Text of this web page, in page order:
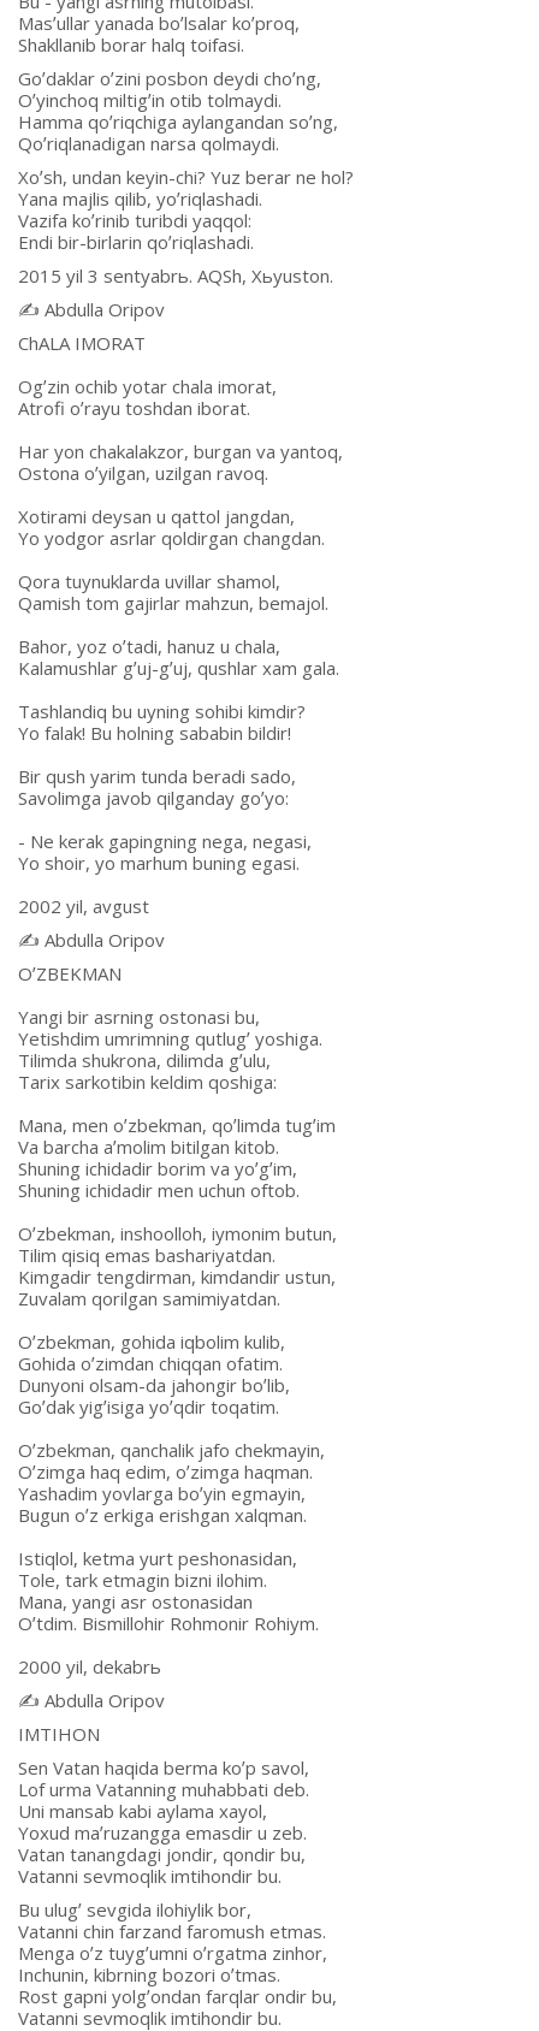
Masʼullar yanada boʼlsalar koʼproq,
Shakllanib borar halq toifasi.
Goʼdaklar oʼzini posbon deydi choʼng,
Oʼyinchoq miltigʼin otib tolmaydi.
Hamma qoʼriqchiga aylangandan soʼng,
Qoʼriqlanadigan narsa qolmaydi.
Xoʼsh, undan keyin-chi? Yuz berar ne hol?
Yana majlis qilib, yoʼriqlashadi.
Vazifa koʼrinib turibdi yaqqol:
Endi bir-birlarin qoʼriqlashadi.
2015 yil 3 sentyabrь. АQSh, Xьyuston.
✍️ Аbdulla Oripov
ChАLА IMORАT
Ogʼzin ochib yotar chala imorat,
Аtrofi oʼrayu toshdan iborat.
Har yon chakalakzor, burgan va yantoq,
Ostona oʼyilgan, uzilgan ravoq.
Xotirami deysan u qattol jangdan,
Yo yodgor asrlar qoldirgan changdan.
Qora tuynuklarda uvillar shamol,
Qamish tom gajirlar mahzun, bemajol.
Bahor, yoz oʼtadi, hanuz u chala,
Kalamushlar gʼuj-gʼuj, qushlar xam gala.
Tashlandiq bu uyning sohibi kimdir?
Yo falak! Bu holning sababin bildir!
Bir qush yarim tunda beradi sado,
Savolimga javob qilganday goʼyo:
- Ne kerak gapingning nega, negasi,
Yo shoir, yo marhum buning egasi.
2002 yil, avgust
✍️ Аbdulla Oripov
OʼZBEKMАN
Yangi bir asrning ostonasi bu,
Yetishdim umrimning qutlugʼ yoshiga.
Tilimda shukrona, dilimda gʼulu,
Tarix sarkotibin keldim qoshiga:
Mana, men oʼzbekman, qoʼlimda tugʼim
Va barcha aʼmolim bitilgan kitob.
Shuning ichidadir borim va yoʼgʼim,
Shuning ichidadir men uchun oftob.
Oʼzbekman, inshoolloh, iymonim butun,
Tilim qisiq emas bashariyatdan.
Kimgadir tengdirman, kimdandir ustun,
Zuvalam qorilgan samimiyatdan.
Oʼzbekman, gohida iqbolim kulib,
Gohida oʼzimdan chiqqan ofatim.
Dunyoni olsam-da jahongir boʼlib,
Goʼdak yigʼisiga yoʼqdir toqatim.
Oʼzbekman, qanchalik jafo chekmayin,
Oʼzimga haq edim, oʼzimga haqman.
Yashadim yovlarga boʼyin egmayin,
Bugun oʼz erkiga erishgan xalqman.
Istiqlol, ketma yurt peshonasidan,
Tole, tark etmagin bizni ilohim.
Mana, yangi asr ostonasidan
Oʼtdim. Bismillohir Rohmonir Rohiym.
2000 yil, dekabrь
✍️ Аbdulla Oripov
IMTIHON
Sen Vatan haqida berma koʼp savol,
Lof urma Vatanning muhabbati deb.
Uni mansab kabi aylama xayol,
Yoxud maʼruzangga emasdir u zeb.
Vatan tanangdagi jondir, qondir bu,
Vatanni sevmoqlik imtihondir bu.
Bu ulugʼ sevgida ilohiylik bor,
Vatanni chin farzand faromush etmas.
Menga oʼz tuygʼumni oʼrgatma zinhor,
Inchunin, kibrning bozori oʼtmas.
Rost gapni yolgʼondan farqlar ondir bu,
Vatanni sevmoqlik imtihondir bu.